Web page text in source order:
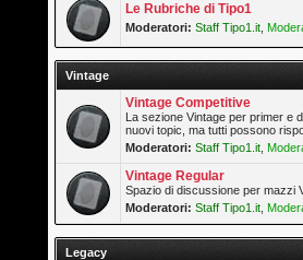
Le Rubriche di Tipo1
Moderatori: Staff Tipo1.it
Vintage
Vintage Competitive
La sezione Vintage per primer e
nuovi topic, ma tutti possono
Moderatori: Staff Tipo1.it
Vintage Regular
Spazio di discussione per mazzi
Moderatori: Staff Tipo1.it
Legacy